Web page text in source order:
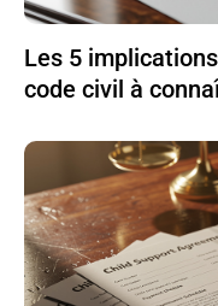
Les 5
code civil à